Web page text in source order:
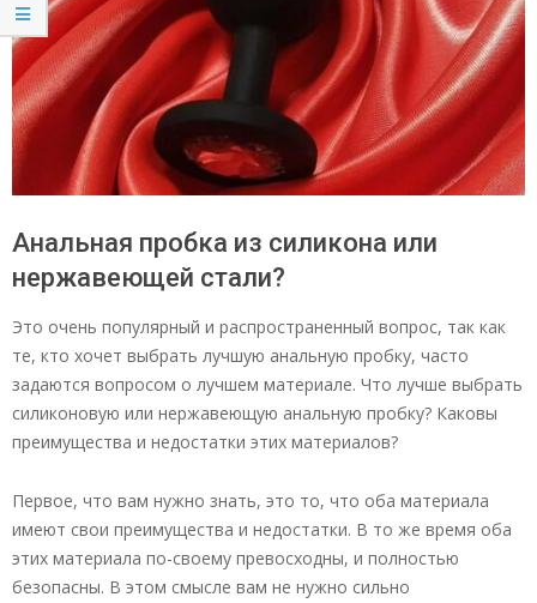
Анальная пробка из силикона или
нержавеющей стали?
Это очень популярный и распространенный вопрос, так как
те, кто хочет выбрать лучшую анальную пробку, часто
задаются вопросом о лучшем материале. Что лучше выбрать
силиконовую или нержавеющую анальную пробку? Каковы
преимущества и недостатки этих материалов?
Первое, что вам нужно знать, это то, что оба материала
имеют свои преимущества и недостатки. В то же время оба
этих материала по-своему превосходны, и полностью
безопасны. В этом смысле вам не нужно сильно